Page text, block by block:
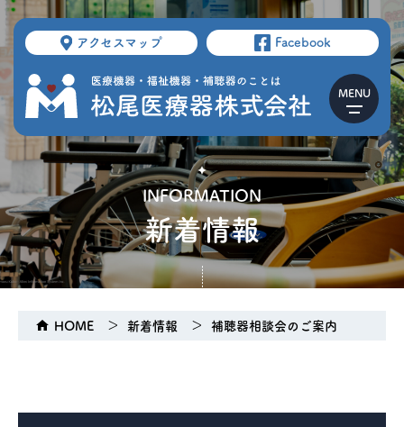
アクセスマップ Facebook
INFORMATION
新着情報
HOME 新着情報 補聴器相談会のご案内